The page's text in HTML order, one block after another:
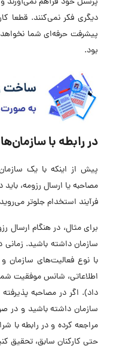
دیگری فکر نمی‌کنند. قطعا
پیشرفت حرفه‌ای شما نخواهد
بود.
در رابطه با
پیش از اینکه با یک
مصاحبه یا ارسال رزومه،
فرآیند استخدام جلوتر
برای مثال، در هنگام
سازمان داشته باشید.
با نوع فعالیت‌های سازمان
اطلاعاتی، شانس موفقیت
داد). اگر در مصاحبه
سازمان داشته باشید و در
مراجعه کرده و در رابطه با
حتی کارکنان سابق، تحقیق